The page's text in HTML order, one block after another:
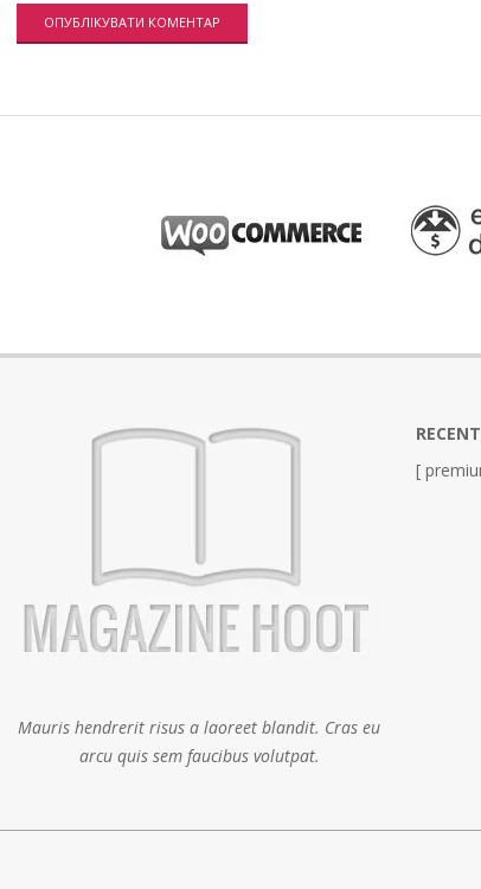
Mauris hendrerit risus a laoreet blandit. Cras eu
arcu quis sem faucibus volutpat.
[